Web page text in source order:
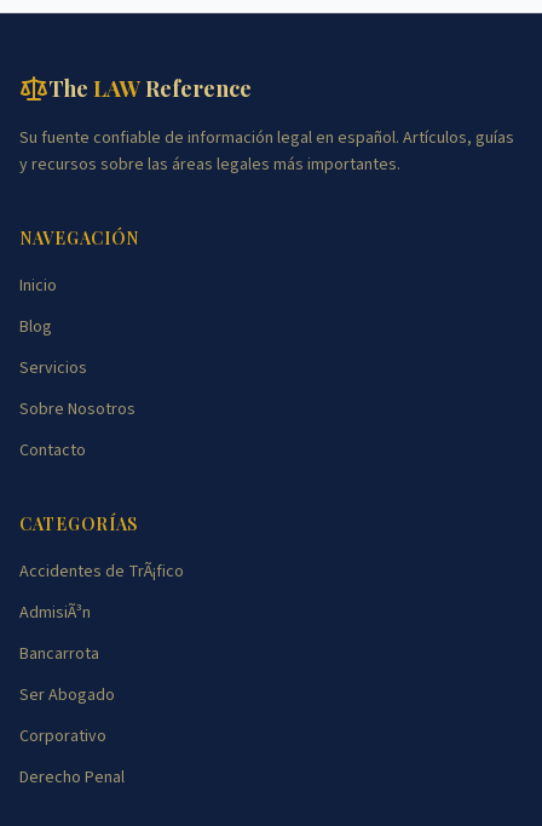
The LAWReference
Su fuente confiable de información legal en español. Artículos, guías
y recursos sobre las áreas legales más importantes.
NAVEGACIÓN
Inicio
Blog
Servicios
Sobre Nosotros
Contacto
CATEGORÍAS
Accidentes de TrÃ¡fico
AdmisiÃ³n
Bancarrota
Ser Abogado
Corporativo
Derecho Penal